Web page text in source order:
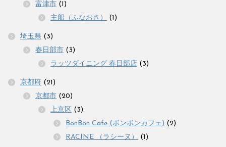
富津市 (1)
主船（ふなおさ）
(1)
埼玉県 (3)
春日部市 (3)
ラッツダイニング 春日部店 (3)
京都府 (21)
京都市 (20)
上京区 (3)
BonBon Cafe (ボンボンカフェ) (2)
RACINE （ラシーヌ）
(1)